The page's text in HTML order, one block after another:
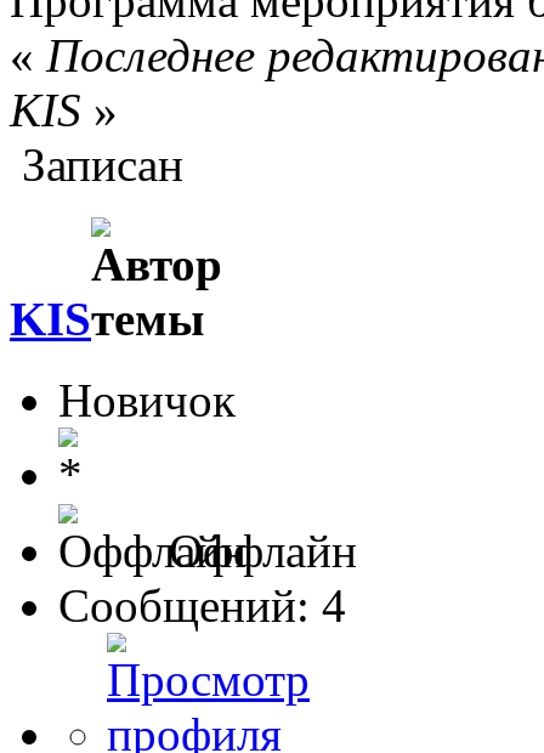
« Последнее
KIS »
Записан
KIS
Новичок
Оффлайн
Сообщений: 4